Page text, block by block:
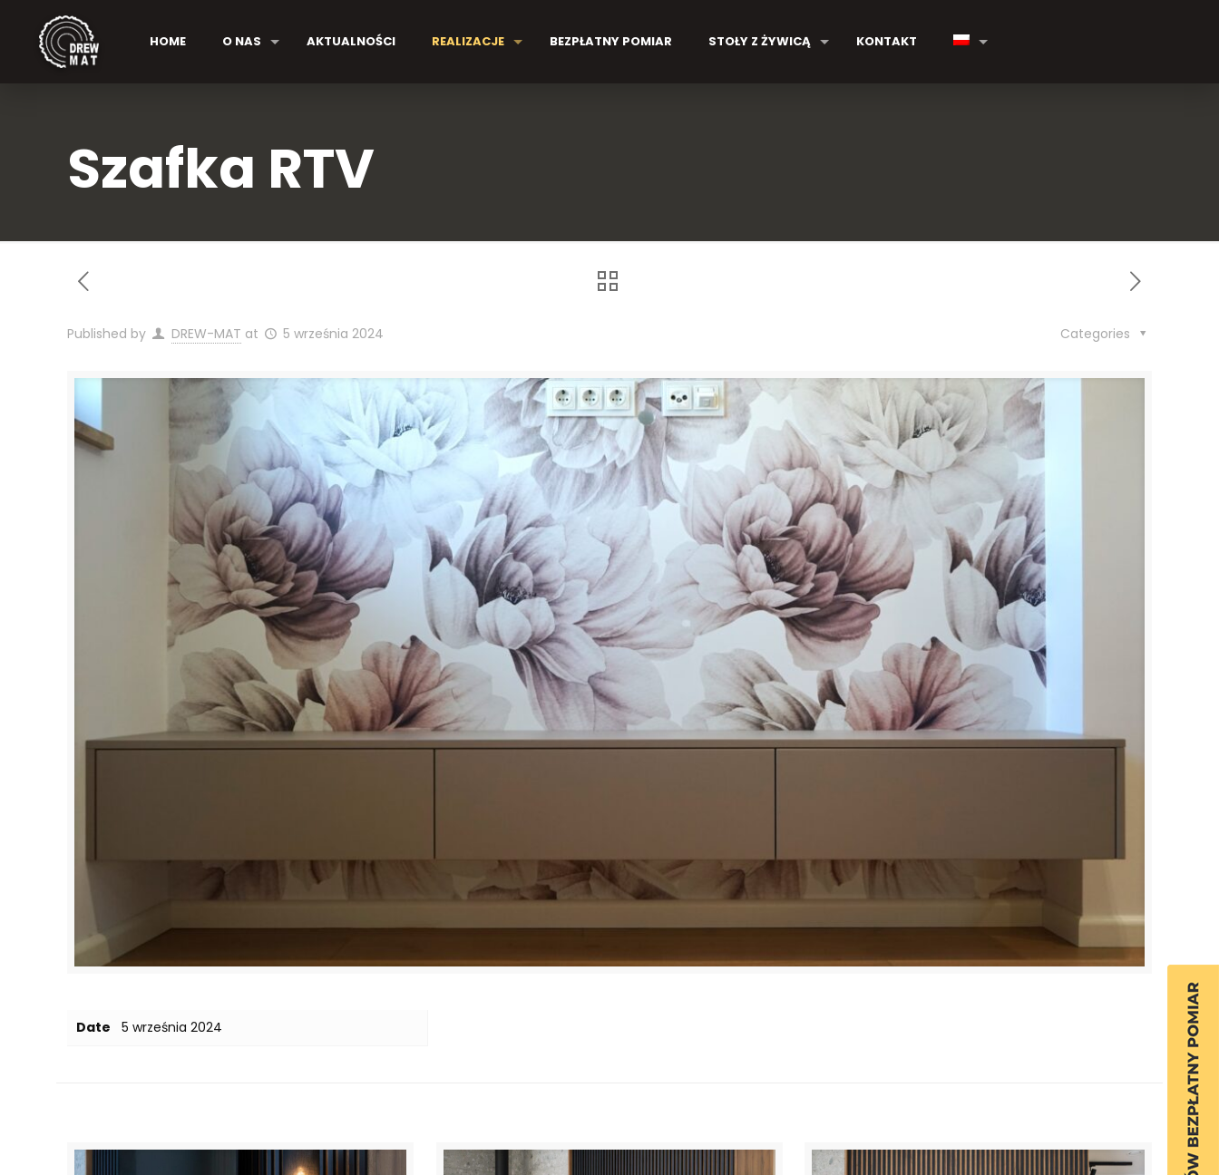
HOME O NAS AKTUALNOŚCI REALIZACJE BEZPŁATNY POMIAR STOŁY Z ŻYWICĄ KONTAKT
Szafka RTV
Published by DREW-MAT at 5 września 2024 Categories
Date 5 września 2024